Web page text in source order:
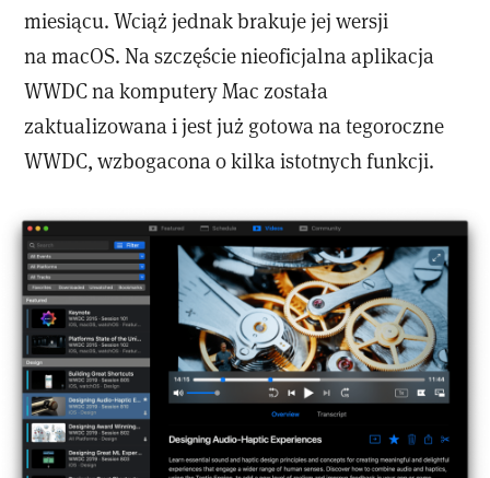
miesiącu. Wciąż jednak brakuje jej wersji
na macOS. Na szczęście nieoficjalna aplikacja
WWDC na komputery Mac została
zaktualizowana i jest już gotowa na tegoroczne
WWDC, wzbogacona o kilka istotnych funkcji.